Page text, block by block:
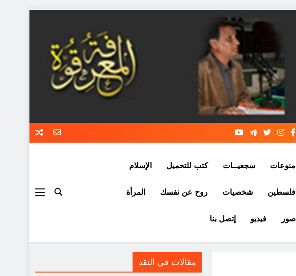
منوعات سجعيــات كتب للتحميل الإسلام
فلسطين شخصيات روح عن نفسك المرأة
صور فيديو إتصل بنا
مقالات في النقد